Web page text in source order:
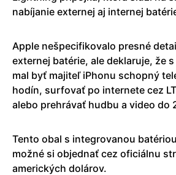
nabíjanie externej aj internej
Apple nešpecifikovalo presné
externej batérie, ale deklaruje, že
mal byť majiteľ iPhonu schopný
hodín, surfovať po internete cez
alebo prehrávať hudbu a video do
Tento obal s integrovanou
možné si objednať cez oficiálnu
amerických dolárov.